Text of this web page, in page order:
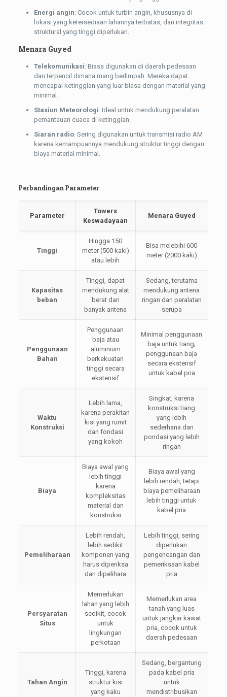
Energi angin: Cocok untuk turbin angin, khususnya di
lokasi yang ketersediaan lahannya terbatas, dan integritas
struktural yang tinggi diperlukan.
Menara Guyed
Telekomunikasi: Biasa digunakan di daerah pedesaan
dan terpencil dimana ruang berlimpah. Mereka dapat
mencapai ketinggian yang luar biasa dengan material yang
minimal.
Stasiun Meteorologi: Ideal untuk mendukung peralatan
pemantauan cuaca di ketinggian.
Siaran radio: Sering digunakan untuk transmisi radio AM
karena kemampuannya mendukung struktur tinggi dengan
biaya material minimal.
Perbandingan Parameter
Parameter
Towers
Keswadayaan
Menara Guyed
Tinggi
Hingga 150
meter (500 kaki)
atau lebih
Bisa melebihi 600
meter (2000 kaki)
Kapasitas
beban
Tinggi, dapat
mendukung alat
berat dan
banyak antena
Sedang, terutama
mendukung antena
ringan dan peralatan
serupa
Penggunaan
Bahan
Penggunaan
baja atau
aluminium
berkekuatan
tinggi secara
ekstensif
Minimal penggunaan
baja untuk tiang;
penggunaan baja
secara ekstensif
untuk kabel pria
Waktu
Konstruksi
Lebih lama,
karena perakitan
kisi yang rumit
dan fondasi
yang kokoh
Singkat, karena
konstruksi tiang
yang lebih
sederhana dan
pondasi yang lebih
ringan
Biaya
Biaya awal yang
lebih tinggi
karena
kompleksitas
material dan
konstruksi
Biaya awal yang
lebih rendah, tetapi
biaya pemeliharaan
lebih tinggi untuk
kabel pria
Pemeliharaan
Lebih rendah,
lebih sedikit
komponen yang
harus diperiksa
dan dipelihara
Lebih tinggi, sering
diperlukan
pengencangan dan
pemeriksaan kabel
pria
Persyaratan
Situs
Memerlukan
lahan yang lebih
sedikit, cocok
untuk
lingkungan
perkotaan
Memerlukan area
tanah yang luas
untuk jangkar kawat
pria, cocok untuk
daerah pedesaan
Tahan Angin
Tinggi, karena
struktur kisi
yang kaku
Sedang, bergantung
pada kabel pria
untuk
mendistribusikan